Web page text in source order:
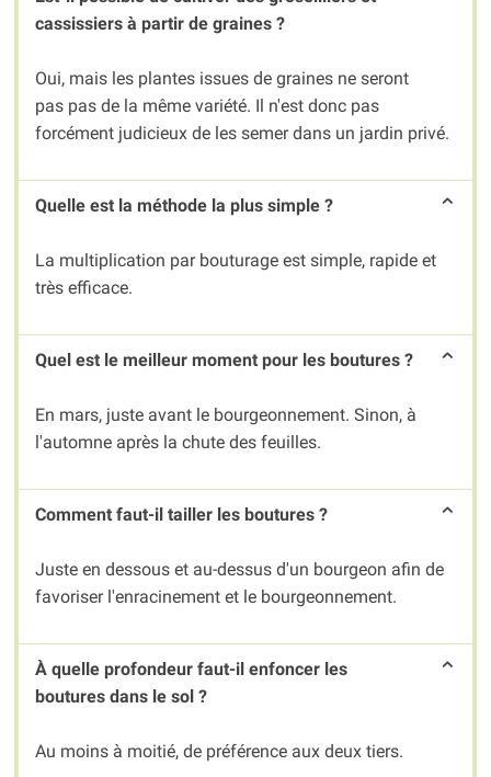
cassissiers à partir de graines ?
Oui, mais les plantes issues de graines ne seront
pas pas de la même variété. Il n'est donc pas
forcément judicieux de les semer dans un jardin privé.
Quelle est la méthode la plus simple ?
La multiplication par bouturage est simple, rapide et
très efficace.
Quel est le meilleur moment pour les boutures ?
En mars, juste avant le bourgeonnement. Sinon, à
l'automne après la chute des feuilles.
Comment faut-il tailler les boutures ?
Juste en dessous et au-dessus d'un bourgeon afin de
favoriser l'enracinement et le bourgeonnement.
À quelle profondeur faut-il enfoncer les
boutures dans le sol ?
Au moins à moitié, de préférence aux deux tiers.